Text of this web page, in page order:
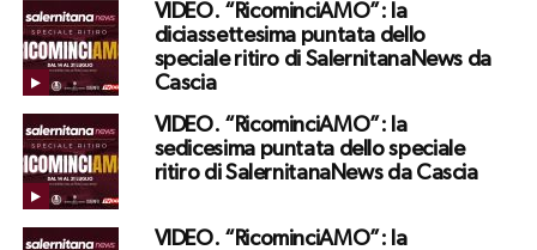
VIDEO. “RicominciAMO”: la
diciassettesima puntata dello
speciale ritiro di SalernitanaNews da
Cascia
VIDEO. “RicominciAMO”: la
sedicesima puntata dello speciale
ritiro di SalernitanaNews da Cascia
VIDEO. “RicominciAMO”: la